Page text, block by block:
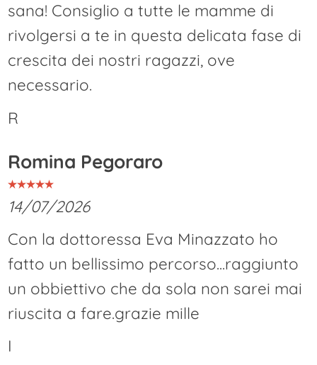
sana! Consiglio a tutte le mamme di
rivolgersi a te in questa delicata fase di
crescita dei nostri ragazzi, ove
necessario.
R
Romina Pegoraro
14/07/2026
Con la dottoressa Eva Minazzato ho
fatto un bellissimo percorso...raggiunto
un obbiettivo che da sola non sarei mai
riuscita a fare.grazie mille
I